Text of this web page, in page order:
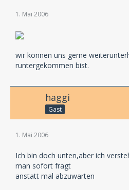
1. Mai 2006
wir können uns gerne
runtergekommen bist.
haggi
Gast
1. Mai 2006
Ich bin doch unten,aber ich
man sofort fragt
anstatt mal abzuwarten